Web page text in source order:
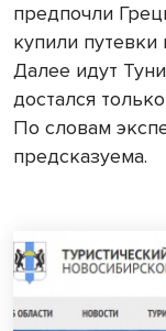
предпочли
купили
Далее идут
достался
По словам
предсказуема.